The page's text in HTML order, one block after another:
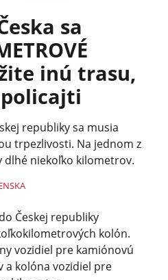
sa
inú trasu,
republiky sa musia
trpezlivosti. Na jednom z
dlhé niekoľko kilometrov.
Českej republiky
kolón.
vozidiel pre kamiónovú
kolóna vozidiel pre